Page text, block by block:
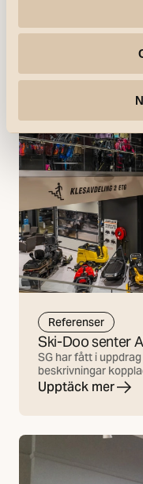
butik med ny
och kläder för
Referenser
Ski-Doo senter
SG har fått i
beskrivningar
Upptäck mer